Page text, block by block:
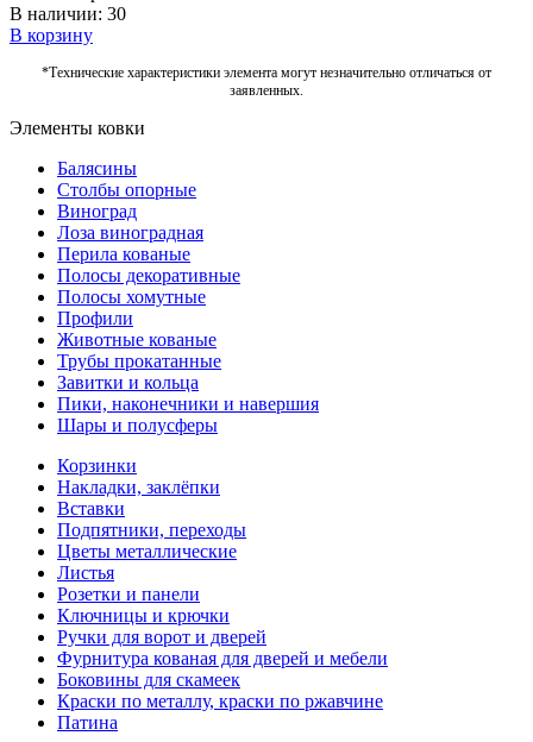
В наличии: 30
В корзину
*Технические характеристики элемента могут незначительно отличаться от
заявленных.
Элементы ковки
Балясины
Столбы опорные
Виноград
Лоза виноградная
Перила кованые
Полосы декоративные
Полосы хомутные
Профили
Животные кованые
Трубы прокатанные
Завитки и кольца
Пики, наконечники и навершия
Шары и полусферы
Корзинки
Накладки, заклёпки
Вставки
Подпятники, переходы
Цветы металлические
Листья
Розетки и панели
Ключницы и крючки
Ручки для ворот и дверей
Фурнитура кованая для дверей и мебели
Боковины для скамеек
Краски по металлу, краски по ржавчине
Патина